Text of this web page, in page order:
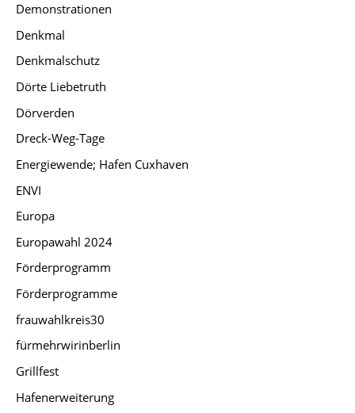
Demonstrationen
Denkmal
Denkmalschutz
Dörte Liebetruth
Dörverden
Dreck-Weg-Tage
Energiewende; Hafen Cuxhaven
ENVI
Europa
Europawahl 2024
Förderprogramm
Förderprogramme
frauwahlkreis30
fürmehrwirinberlin
Grillfest
Hafenerweiterung